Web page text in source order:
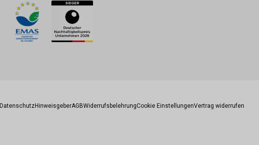
Zahlungsmethoden
DatenschutzHinweisgeberAGBWiderrufsbelehrungCookie EinstellungenVertrag widerrufen